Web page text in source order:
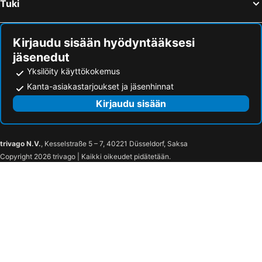
Tuki
Kirjaudu sisään hyödyntääksesi
jäsenedut
Yksilöity käyttökokemus
Kanta-asiakastarjoukset ja jäsenhinnat
Kirjaudu sisään
trivago N.V., Kesselstraße 5 – 7, 40221 Düsseldorf, Saksa
Copyright 2026 trivago | Kaikki oikeudet pidätetään.